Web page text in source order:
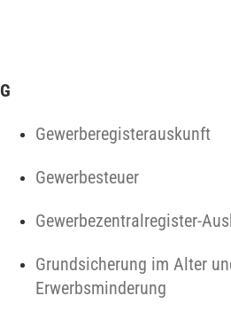
G
Gewerberegisterauskunft
Gewerbesteuer
Gewerbezentralregister-
Grundsicherung im Alter
Erwerbsminderung